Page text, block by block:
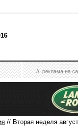
//реклама на
// Вторая неделя